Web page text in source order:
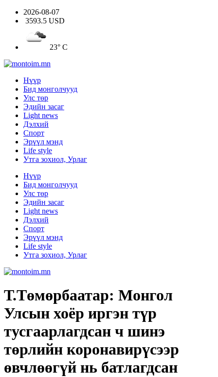
2026-08-07
3593.5 USD
23° C
Нүүр
Бид монголчууд
Улс төр
Эдийн засаг
Light news
Дэлхий
Спорт
Эрүүл мэнд
Life style
Утга зохиол, Урлаг
Нүүр
Бид монголчууд
Улс төр
Эдийн засаг
Light news
Дэлхий
Спорт
Эрүүл мэнд
Life style
Утга зохиол, Урлаг
Т.Төмөрбаатар: Монгол
Улсын хоёр иргэн түр
тусгаарлагдсан ч шинэ
төрлийн коронавирүсээр
өвчлөөгүй нь батлагдсан